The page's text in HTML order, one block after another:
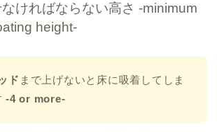
ければならない高さ -minimum
height-
ド まで上げないと床に吸着してしま
-4 or more-